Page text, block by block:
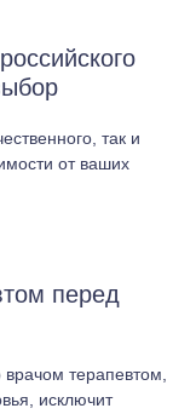
так и
от ваших
перед
терапевтом,
исключит